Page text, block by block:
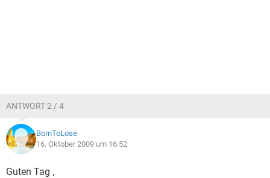
ANTWORT 2 / 4
BornToLose
16. Oktober 2009 um 16:52
Guten Tag ,